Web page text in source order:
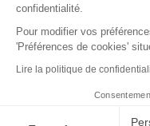
confidentialité.
Pour modifier vos
'Préférences de cookies'
Lire la politique de
Procédure de